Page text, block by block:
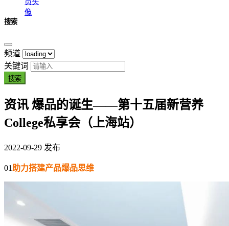
搜索
频道
关键词
搜索
资讯爆品的诞生——第十五届新营养
College私享会（上海站）
2022-09-29 发布
01助力搭建产品爆品思维